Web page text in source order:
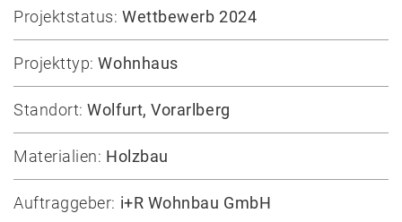
Alle
Projekte
Lehre
Büro
Troy
Team
Projektstatus: Wettbewerb 2024
Projekttyp: Wohnhaus
Standort: Wolfurt, Vorarlberg
Materialien: Holzbau
Auftraggeber: i+R Wohnbau GmbH